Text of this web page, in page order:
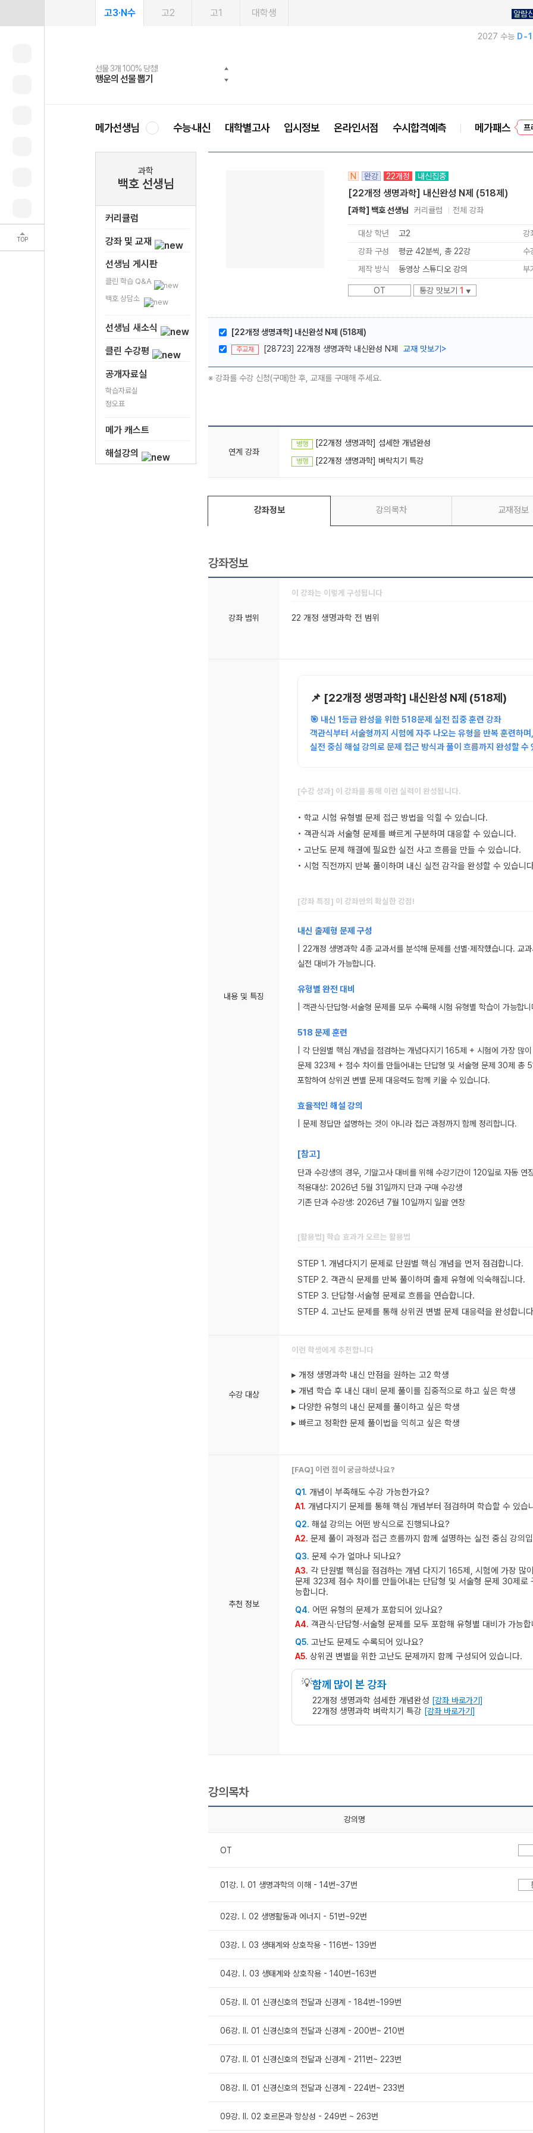
TOP
고3·N수 고2 고1 대학생 알람
2027 수능 D-
선물 3개 100% 당첨!
행운의 선물 뽑기
선물 100% 증정!
메가스터디 X 올리브
여름방학 스터디 캐시백
메가런 썸머스쿨
2027 러셀 단과
강사 공개선발
스마트러닝앱
설문 EVENT
메가패스
3일 무료 체험권
메가패스 수강생 무료혜택!
메가클럽 멤버십
사회공헌 캠페인
희망이룸 메가나눔
메가선생님 수능·내신 대학별고사 입시정보 온라인서점 수시합격예측 메가패스
프
과학
백호 선생님
커리큘럼
강좌 및 교재
선생님 게시판
클린 학습 Q&A
백호 상담소
선생님 새소식
클린 수강평
공개자료실
학습자료실
정오표
메가 캐스트
해설강의
N 완강 22개정 내신집중
[22개정 생명과학] 내신완성 N제 (518제)
[과학] 백호 선생님 커리큘럼 전체 강좌
대상 학년 고2 강
강좌 구성
평균 42분씩, 총 22강 수
제작 방식
동영상 스튜디오 강의 부
OT 통강 맛보기 1 ▼
[22개정 생명과학] 내신완성 N제 (518제)
주교재 [28723] 22개정 생명과학 내신완성 N제 교재 맛보기 >
※ 강좌를 수강 신청(구매)한 후, 교재를 구매해 주세요.
연계 강좌
병행 [22개정 생명과학] 섬세한 개념완성
병행 [22개정 생명과학] 벼락치기 특강
강좌정보 강의목차 교재정보
강좌정보
강좌 범위
이 강좌는 이렇게 구성됩니다
22 개정 생명과학 전 범위
내용 및 특징
📌 [22개정 생명과학] 내신완성 N제 (518제)
🎯 내신 1등급 완성을 위한 518문제 실전 집중 훈련 강좌
객관식부터 서술형까지 시험에 자주 나오는 유형을 반복 훈련하며,
실전 중심 해설 강의로 문제 접근 방식과 풀이 흐름까지 완성할 수
[수강 성과] 이 강좌를 통해 이런 실력이 완성됩니다.
• 학교 시험 유형별 문제 접근 방법을 익힐 수 있습니다.
• 객관식과 서술형 문제를 빠르게 구분하며 대응할 수 있습니다.
• 고난도 문제 해결에 필요한 실전 사고 흐름을 만들 수 있습니다.
• 시험 직전까지 반복 풀이하며 내신 실전 감각을 완성할 수 있습니
[강좌 특징] 이 강좌만의 확실한 강점!
내신 출제형 문제 구성
| 22개정 생명과학 4종 교과서를 분석해 문제를 선별·제작했습니다. 교
실전 대비가 가능합니다.
유형별 완전 대비
| 객관식·단답형·서술형 문제를 모두 수록해 시험 유형별 학습이 가능합니
518 문제 훈련
| 각 단원별 핵심 개념을 점검하는 개념다지기 165제 + 시험에 가장 많
문제 323제 + 점수 차이를 만들어내는 단답형 및 서술형 문제 30제 총
포함하여 상위권 변별 문제 대응력도 함께 키울 수 있습니다.
효율적인 해설 강의
| 문제 정답만 설명하는 것이 아니라 접근 과정까지 함께 정리합니다.
[참고]
단과 수강생의 경우, 기말고사 대비를 위해 수강기간이 120일로 자동 연
적용대상: 2026년 5월 31일까지 단과 구매 수강생
기존 단과 수강생: 2026년 7월 10일까지 일괄 연장
[활용법] 학습 효과가 오르는 활용법
STEP 1. 개념다지기 문제로 단원별 핵심 개념을 먼저 점검합니다.
STEP 2. 객관식 문제를 반복 풀이하며 출제 유형에 익숙해집니다.
STEP 3. 단답형·서술형 문제로 흐름을 연습합니다.
STEP 4. 고난도 문제를 통해 상위권 변별 문제 대응력을 완성합니
수강 대상
이런 학생에게 추천합니다
▸ 개정 생명과학 내신 만점을 원하는 고2 학생
▸ 개념 학습 후 내신 대비 문제 풀이를 집중적으로 하고 싶은 학생
▸ 다양한 유형의 내신 문제를 풀이하고 싶은 학생
▸ 빠르고 정확한 문제 풀이법을 익히고 싶은 학생
추천 정보
[FAQ] 이런 점이 궁금하셨나요?
Q1. 개념이 부족해도 수강 가능한가요?
A1. 개념다지기 문제를 통해 핵심 개념부터 점검하며 학습할 수 있습
Q2. 해설 강의는 어떤 방식으로 진행되나요?
A2. 문제 풀이 과정과 접근 흐름까지 함께 설명하는 실전 중심 강의
Q3. 문제 수가 얼마나 되나요?
A3. 각 단원별 핵심을 점검하는 개념 다지기 165제, 시험에 가장 많
문제 323제 점수 차이를 만들어내는 단답형 및 서술형 문제 30제로
능합니다.
Q4. 어떤 유형의 문제가 포함되어 있나요?
A4. 객관식·단답형·서술형 문제를 모두 포함해 유형별 대비가 가능
Q5. 고난도 문제도 수록되어 있나요?
A5. 상위권 변별을 위한 고난도 문제까지 함께 구성되어 있습니다.
💡함께 많이 본 강좌
22개정 생명과학 섬세한 개념완성 [강좌 바로가기]
22개정 생명과학 벼락치기 특강 [강좌 바로가기]
강의목차
강의명
OT
01강. Ⅰ. 01 생명과학의 이해 - 14번~37번
02강. Ⅰ. 02 생명활동과 에너지 - 51번~92번
03강. Ⅰ. 03 생태계와 상호작용 - 116번~ 139번
04강. Ⅰ. 03 생태계와 상호작용 - 140번~163번
05강. Ⅱ. 01 신경신호의 전달과 신경계 - 184번~199번
06강. Ⅱ. 01 신경신호의 전달과 신경계 - 200번~ 210번
07강. Ⅱ. 01 신경신호의 전달과 신경계 - 211번~ 223번
08강. Ⅱ. 01 신경신호의 전달과 신경계 - 224번~ 233번
09강. Ⅱ. 02 호르몬과 항상성 - 249번 ~ 263번